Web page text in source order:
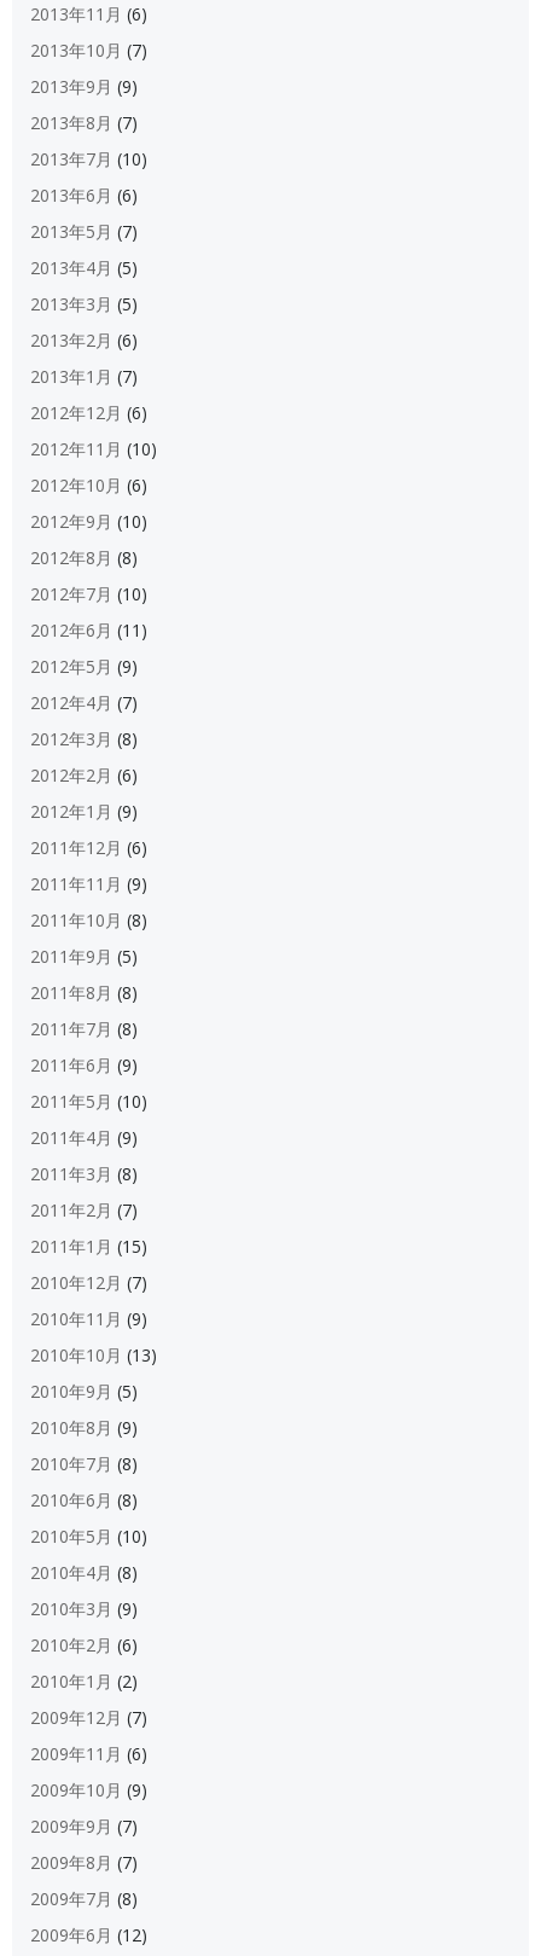
2013年11月 (6)
2013年10月 (7)
2013年9月 (9)
2013年8月 (7)
2013年7月 (10)
2013年6月 (6)
2013年5月 (7)
2013年4月 (5)
2013年3月 (5)
2013年2月 (6)
2013年1月 (7)
2012年12月 (6)
2012年11月 (10)
2012年10月 (6)
2012年9月 (10)
2012年8月 (8)
2012年7月 (10)
2012年6月 (11)
2012年5月 (9)
2012年4月 (7)
2012年3月 (8)
2012年2月 (6)
2012年1月 (9)
2011年12月 (6)
2011年11月 (9)
2011年10月 (8)
2011年9月 (5)
2011年8月 (8)
2011年7月 (8)
2011年6月 (9)
2011年5月 (10)
2011年4月 (9)
2011年3月 (8)
2011年2月 (7)
2011年1月 (15)
2010年12月 (7)
2010年11月 (9)
2010年10月 (13)
2010年9月 (5)
2010年8月 (9)
2010年7月 (8)
2010年6月 (8)
2010年5月 (10)
2010年4月 (8)
2010年3月 (9)
2010年2月 (6)
2010年1月 (2)
2009年12月 (7)
2009年11月 (6)
2009年10月 (9)
2009年9月 (7)
2009年8月 (7)
2009年7月 (8)
2009年6月 (12)